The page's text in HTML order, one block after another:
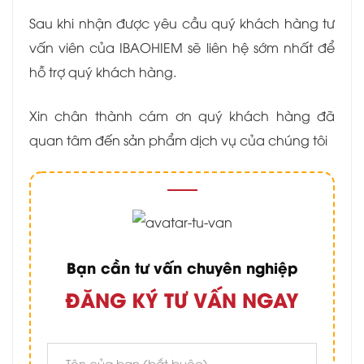
Sau khi nhận được yêu cầu quý khách hàng tư
vấn viên của IBAOHIEM sẽ liên hệ sớm nhất để
hỗ trợ quý khách hàng.
Xin chân thành cám ơn quý khách hàng đã
quan tâm đến sản phẩm dịch vụ của chúng tôi
Bạn cần tư vấn chuyên nghiệp
ĐĂNG KÝ TƯ VẤN NGAY